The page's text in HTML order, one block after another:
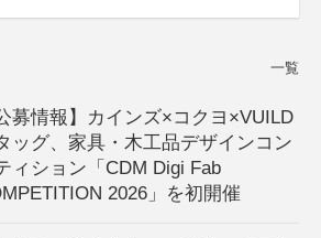
一覧
募情報】カインズ×コクヨ×VUILD
ッグ、家具・木工品デザインコン
ィション「CDM Digi Fab
2026」を初開催